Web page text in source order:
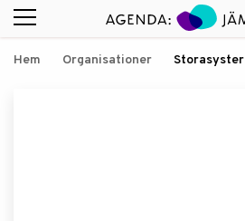
Hem Organisationer Storasyster